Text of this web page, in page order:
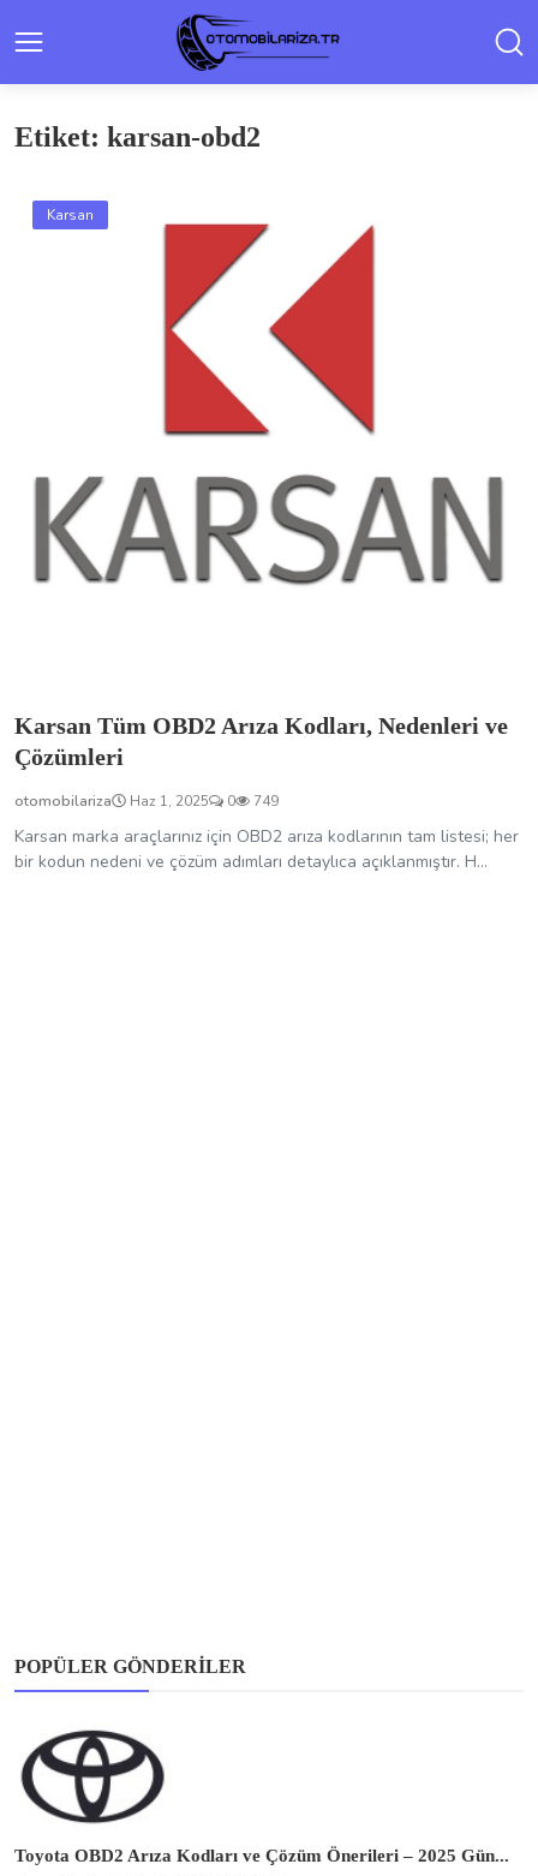
Etiket: karsan-obd2
Karsan
Karsan Tüm OBD2 Arıza Kodları, Nedenleri ve
Çözümleri
otomobilariza Haz 1, 2025 0 749
Karsan marka araçlarınız için OBD2 arıza kodlarının tam listesi; her
bir kodun nedeni ve çözüm adımları detaylıca açıklanmıştır. H...
POPÜLER GÖNDERILER
Toyota OBD2 Arıza Kodları ve Çözüm Önerileri – 2025 Gün...